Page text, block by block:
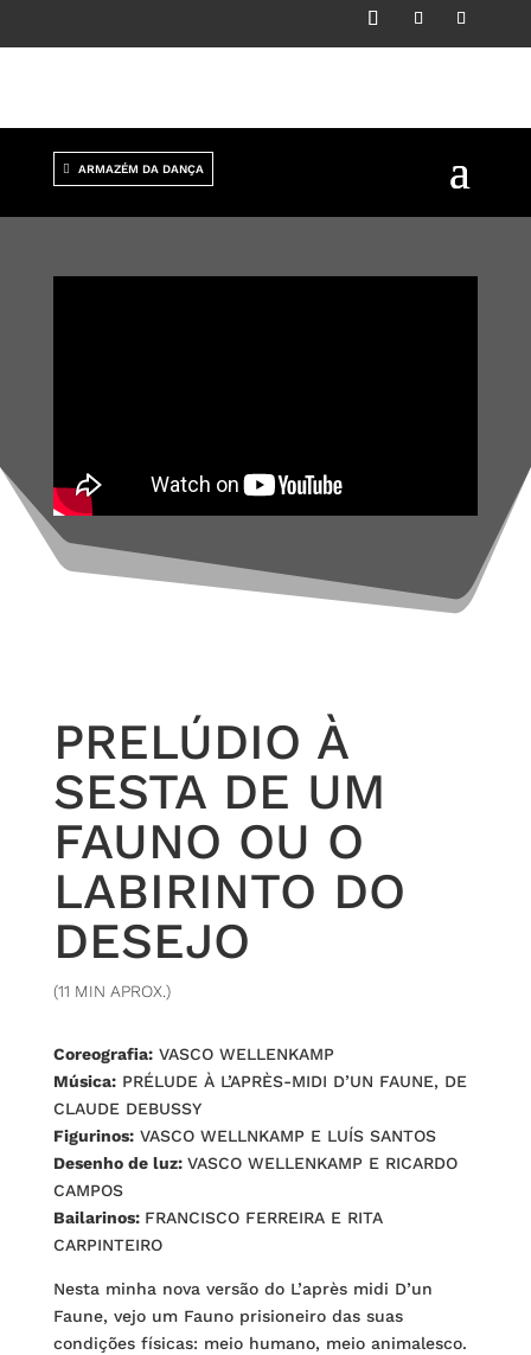
ARMAZÉM DA DANÇA
PRELÚDIO À
SESTA DE UM
FAUNO OU O
LABIRINTO DO
DESEJO
(11 MIN APROX.)
Coreografia:VASCO WELLENKAMP
Música:PRÉLUDE À L’APRÈS-MIDI D’UN FAUNE, DE
CLAUDE DEBUSSY
Figurinos:VASCO WELLNKAMP E LUÍS SANTOS
Desenho de luz: VASCO WELLENKAMP E RICARDO
CAMPOS
Bailarinos: FRANCISCO FERREIRA E RITA
CARPINTEIRO
Nesta minha nova versão do L’après midi D’un
Faune, vejo um Fauno prisioneiro das suas
condições físicas: meio humano, meio animalesco.